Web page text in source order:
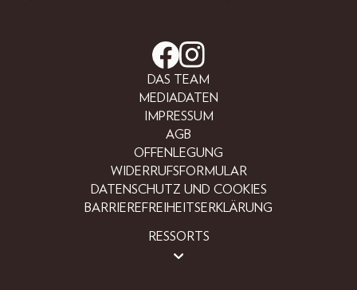
DAS TEAM
MEDIADATEN
IMPRESSUM
AGB
OFFENLEGUNG
WIDERRUFSFORMULAR
DATENSCHUTZ UND COOKIES
BARRIEREFREIHEITSERKLÄRUNG
RESSORTS